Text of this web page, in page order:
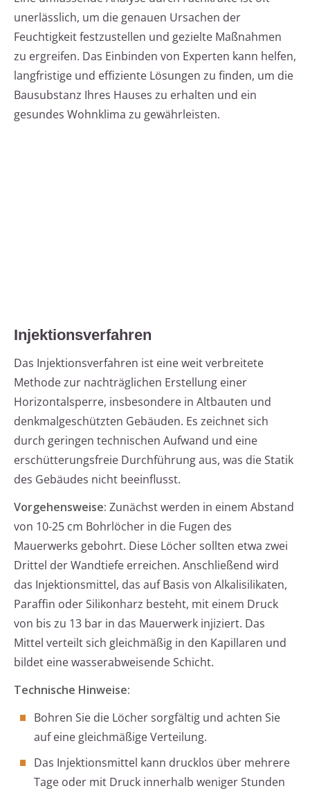
unerlässlich, um die genauen Ursachen der
Feuchtigkeit festzustellen und gezielte Maßnahmen
zu ergreifen. Das Einbinden von Experten kann helfen,
langfristige und effiziente Lösungen zu finden, um die
Bausubstanz Ihres Hauses zu erhalten und ein
gesundes Wohnklima zu gewährleisten.
Injektionsverfahren
Das Injektionsverfahren ist eine weit verbreitete
Methode zur nachträglichen Erstellung einer
Horizontalsperre, insbesondere in Altbauten und
denkmalgeschützten Gebäuden. Es zeichnet sich
durch geringen technischen Aufwand und eine
erschütterungsfreie Durchführung aus, was die Statik
des Gebäudes nicht beeinflusst.
Vorgehensweise: Zunächst werden in einem Abstand
von 10-25 cm Bohrlöcher in die Fugen des
Mauerwerks gebohrt. Diese Löcher sollten etwa zwei
Drittel der Wandtiefe erreichen. Anschließend wird
das Injektionsmittel, das auf Basis von Alkalisilikaten,
Paraffin oder Silikonharz besteht, mit einem Druck
von bis zu 13 bar in das Mauerwerk injiziert. Das
Mittel verteilt sich gleichmäßig in den Kapillaren und
bildet eine wasserabweisende Schicht.
Technische Hinweise:
Bohren Sie die Löcher sorgfältig und achten Sie
auf eine gleichmäßige Verteilung.
Das Injektionsmittel kann drucklos über mehrere
Tage oder mit Druck innerhalb weniger Stunden